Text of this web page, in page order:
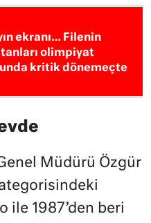
ekranı… Filenin
olimpiyat
kritik dönemeçte
Müdürü Özgür
ile 1987’den beri